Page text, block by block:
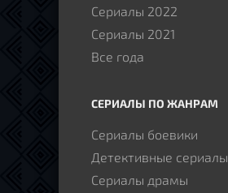
Сериалы 2022
Сериалы 2021
Все года
СЕРИАЛЫ ПО ЖАНРАМ
Сериалы боевики
Детективные сериалы
Сериалы драмы